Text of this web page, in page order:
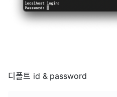
디폴트 id & password